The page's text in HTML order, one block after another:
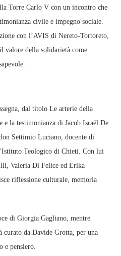
Torre Carlo V con un incontro che
civile e impegno sociale.
con l’AVIS di Nereto‑Tortoreto,
valore della solidarietà come
dal titolo Le arterie della
e la testimonianza di Jacob Israël De
Settimio Luciano, docente di
Teologico di Chieti. Con lui
Valeria Di Felice ed Erika
riflessione culturale, memoria
di Giorgia Gagliano, mentre
curato da Davide Grotta, per una
e pensiero.